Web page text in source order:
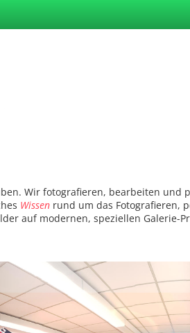
Wir fotografieren, bearbeiten und
Wissen rund um das Fotografieren,
auf modernen, speziellen Galerie-